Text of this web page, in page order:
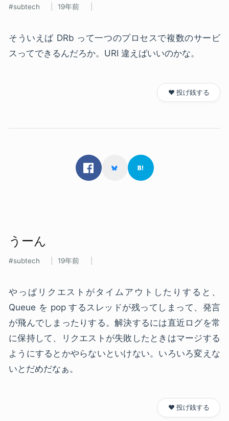
subtech 19年前
そういえば DRb って一つのプロセスで複数のサービ
スってできるんだろか。URI 違えばいいのかな。
❤️ 投げ銭する
うーん
subtech 19年前
やっぱリクエストがタイムアウトしたりすると、
Queue を pop するスレッドが残ってしまって、発言
が飛んでしまったりする。解決するには直近ログを常
に保持して、リクエストが失敗したときはマージする
ようにするとかやらないといけない。いろいろ変えな
いとだめだなぁ。
❤️ 投げ銭する